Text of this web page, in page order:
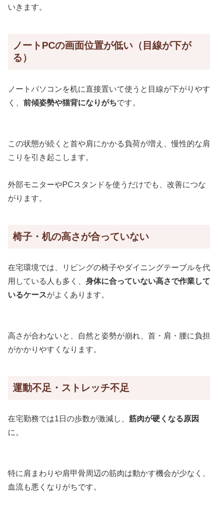
いきます。
ノートPCの画面位置が低い（目線が下が
る）
ノートパソコンを机に直接置いて使うと目線が下がりやす
く、 前傾姿勢や猫背になりがちです。
この状態が続くと首や肩にかかる負荷が増え、慢性的な肩
こりを引き起こします。
外部モニターやPCスタンドを使うだけでも、改善につな
がります。
椅子・机の高さが合っていない
在宅環境では、リビングの椅子やダイニングテーブルを代
用している人も多く、 身体に合っていない高さで作業して
いるケースがよくあります。
高さが合わないと、自然と姿勢が崩れ、首・肩・腰に負担
がかかりやすくなります。
運動不足・ストレッチ不足
在宅勤務では1日の歩数が激減し、 筋肉が硬くなる原因
に。
特に肩まわりや肩甲骨周辺の筋肉は動かす機会が少なく、
血流も悪くなりがちです。